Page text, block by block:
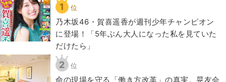
1 位
乃木坂46・賀喜遥香が週刊少年チャンピオン
に登場！「5年ぶん大人になった私を見ていた
だけたら」
2 位
​命の現場を守る「働き方改革」の真実。晃友会